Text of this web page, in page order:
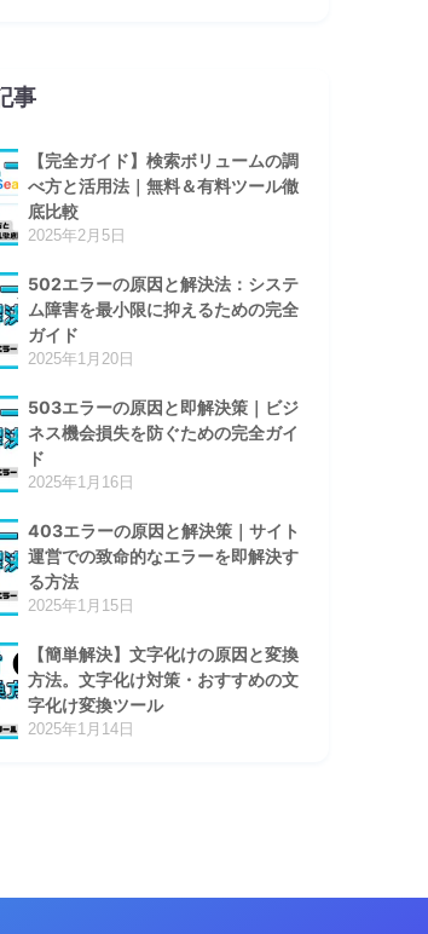
事
【完全ガイド】検索ボリュームの調
べ方と活用法｜無料＆有料ツール徹
底比較
2025年2月5日
502エラーの原因と解決法：システ
ム障害を最小限に抑えるための完全
ガイド
2025年1月20日
503エラーの原因と即解決策｜ビジ
ネス機会損失を防ぐための完全ガイ
ド
2025年1月16日
403エラーの原因と解決策｜サイト
運営での致命的なエラーを即解決す
る方法
2025年1月15日
【簡単解決】文字化けの原因と変換
方法。文字化け対策・おすすめの文
字化け変換ツール
2025年1月14日